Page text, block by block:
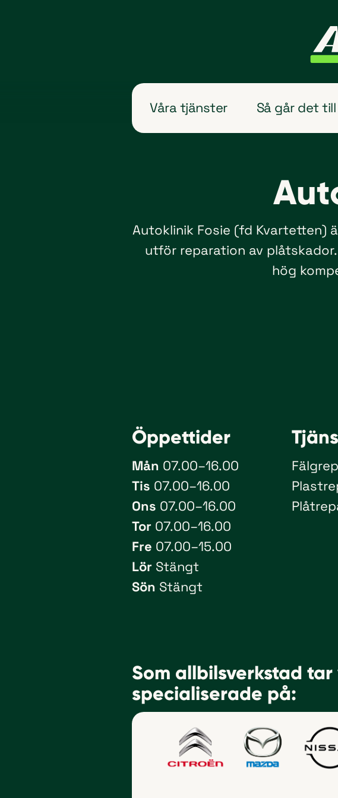
Våra tjänster Så går det till
Autoklinik Fosie (fd Kvartetten)
utför reparation av
hög
Öppet­tider
Mån 07.00–16.00
Tis 07.00–16.00
Ons 07.00–16.00
Tor 07.00–16.00
Fre 07.00–15.00
Lör Stängt
Sön Stängt
Som allbils­verkstad
speciali­serade på: